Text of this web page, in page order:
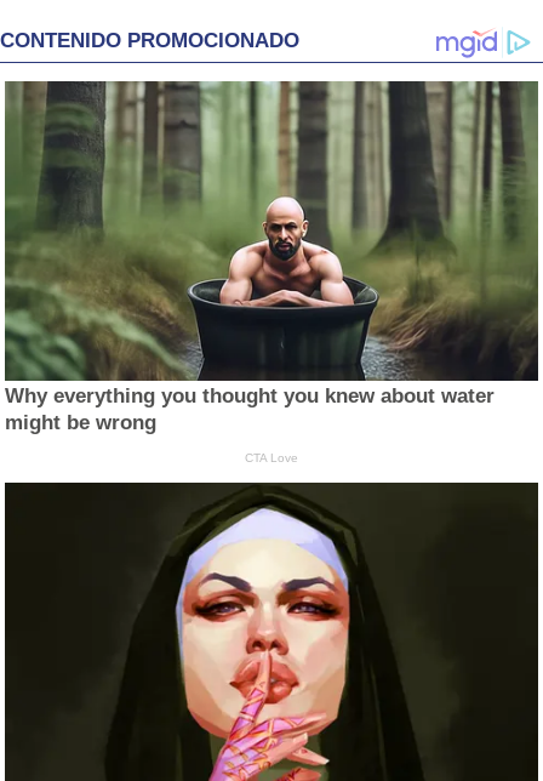
CONTENIDO PROMOCIONADO
Why everything you thought you knew about water
might be wrong
CTA Love